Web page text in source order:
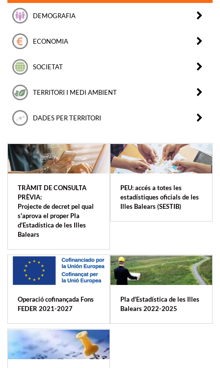
DEMOGRAFIA
ECONOMIA
SOCIETAT
TERRITORI I MEDI AMBIENT
DADES PER TERRITORI
TRÀMIT DE CONSULTA
PRÈVIA:
Projecte de decret pel qual
s'aprova el proper Pla
d'Estadística de les Illes
Balears
PEU: accés a totes les
estadístiques oficials de les
Illes Balears (SESTIB)
Operació cofinançada Fons
FEDER 2021-2027
Pla d'Estadística de les Illes
Balears 2022-2025